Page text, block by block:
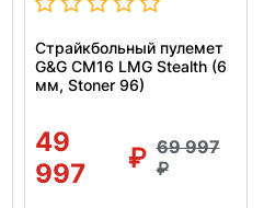
Страйкбольный пулемет
G&G CM16 LMG Stealth (6
мм, Stoner 96)
49
997
69 997